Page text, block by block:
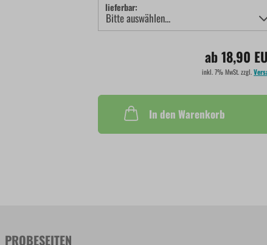
lieferbar:
ab 18,90
inkl. 7% MwSt. zzgl.
In den Warenkorb
PROBESEITEN